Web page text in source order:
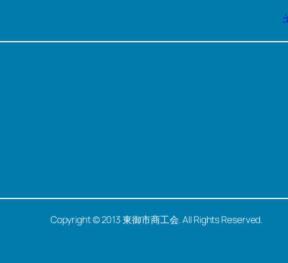
Copyright © 2013 東御市商工会. All Rights Reserved.